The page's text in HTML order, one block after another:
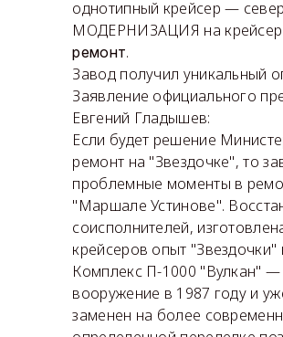
однотипный крейсер —
МОДЕРНИЗАЦИЯ на
ремонт.
Завод получил уникальный
Заявление официального
Евгений Гладышев:
Если будет решение
ремонт на "Звездочке", то
проблемные моменты в
"Маршале Устинове".
соисполнителей,
крейсеров опыт
Комплекс П-1000 "Вулкан"
вооружение в 1987 году и
заменен на более